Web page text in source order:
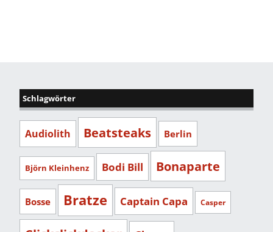
Schlagwörter
Audiolith Beatsteaks Berlin
Björn Kleinhenz Bodi Bill Bonaparte
Bosse Bratze Captain Capa Casper